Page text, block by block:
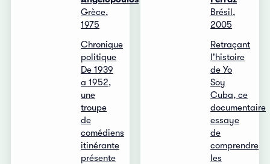
Grèce,
1975
Chronique
politique
De 1939
a 1952,
une
troupe
de
comédiens
itinérante
présente
Brésil,
2005
Retraçant
l'histoire
de Yo
Soy
Cuba, ce
documentaire
essaye
de
comprendre
les